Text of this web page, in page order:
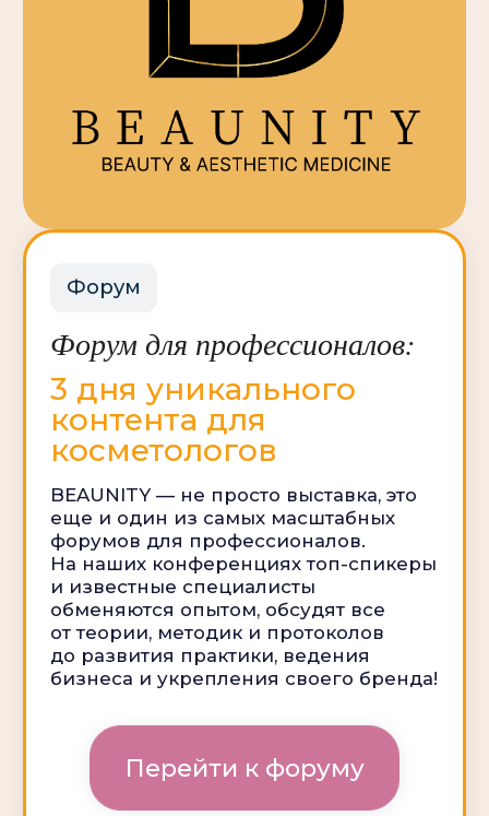
23-24 марта 202710:00-18:00
«Мякинино»Синяя ветка
Красногорск, Международная, 20
шоссе
Зал 11 (этаж 3)